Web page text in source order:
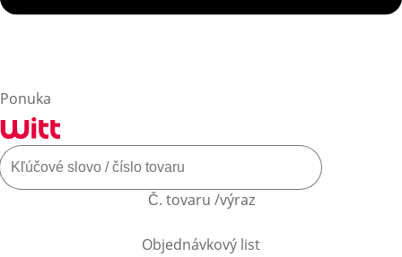
Ponuka
Č. tovaru /výraz
Objednávkový list